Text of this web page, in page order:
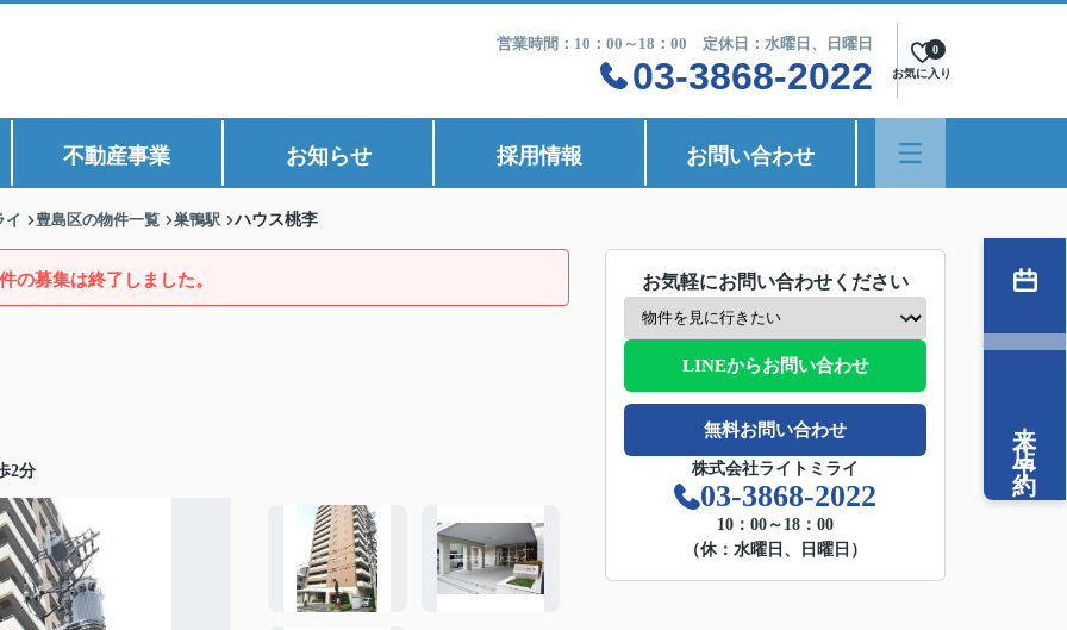
営業時間：10：00～18：00 定休日：水曜日、日曜日
03-3868-2022 お気に入り
0
不動産事業 お知らせ 採用情報 お問い合わせ
イ 豊島区の物件一覧 巣鴨駅 ハウス桃李
の募集は終了しました。
2分
お気軽にお問い合わせください
LINEからお問い合わせ
無料お問い合わせ
株式会社ライトミライ
03-3868-2022
10：00～18：00
（休：水曜日、日曜日）
来店予約